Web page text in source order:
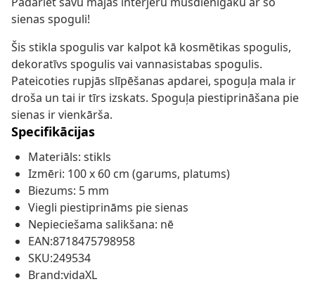
sienas spoguli!
Šis stikla spogulis var kalpot kā kosmētikas spogulis,
dekoratīvs spogulis vai vannasistabas spogulis.
Pateicoties rupjās slīpēšanas apdarei, spoguļa mala ir
droša un tai ir tīrs izskats. Spoguļa piestiprināšana pie
sienas ir vienkārša.
Specifikācijas
Materiāls: stikls
Izmēri: 100 x 60 cm (garums, platums)
Biezums: 5 mm
Viegli piestiprināms pie sienas
Nepieciešama salikšana: nē
EAN:8718475798958
SKU:249534
Brand:vidaXL